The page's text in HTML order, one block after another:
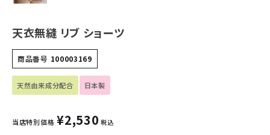
キッチン用品
フード・ドリンク
天衣無縫 リブ ショーツ
商品番号 100003169
天然由来成分配合 日本製
当店特別価格 ¥2,530 税込